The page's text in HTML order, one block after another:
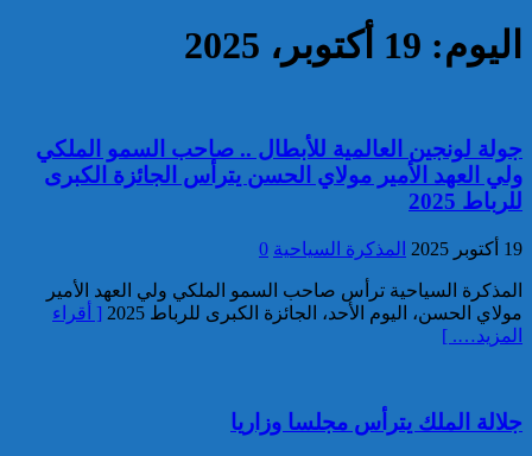
برقية تهنئة إلى جلالة الملك
من رئيس مجلس الوزراء
اللبناني بمناسبة عيد العرش
المجيد
إحصائيات مكافحة الجريمة ..
استمرار ارتفاع معدل الزجر
وتراجع مؤشرات الجريمة المقرونة
كاريكاتير
اليوم: 19 أكتوبر، 2025
جولة لونجين العالمية للأبطال .. صاحب السمو الملكي
ولي العهد الأمير مولاي الحسن يترأس الجائزة الكبرى
للرباط 2025
19 أكتوبر 2025 المذكرة السياحية 0
المذكرة السياحية ترأس صاحب السمو الملكي ولي العهد الأمير
مولاي الحسن، اليوم الأحد، الجائزة الكبرى للرباط 2025
[ أقراء
المزيد…. ]
جلالة الملك يترأس مجلسا وزاريا